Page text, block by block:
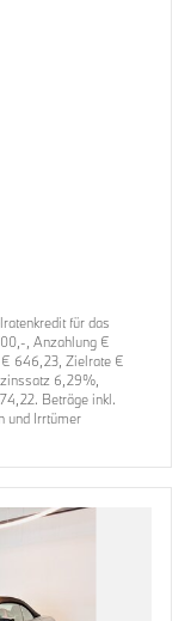
für das
, Anzahlung €
€ 646,23, Zielrate €
6,29%,
Beträge inkl.
und Irrtümer